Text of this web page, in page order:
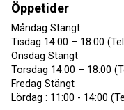
Öppetider
Måndag Stängt
Tisdag 14:00 – 18:00
Onsdag Stängt
Torsdag 14:00 – 18:00
Fredag Stängt
Lördag : 11:00 - 14:00